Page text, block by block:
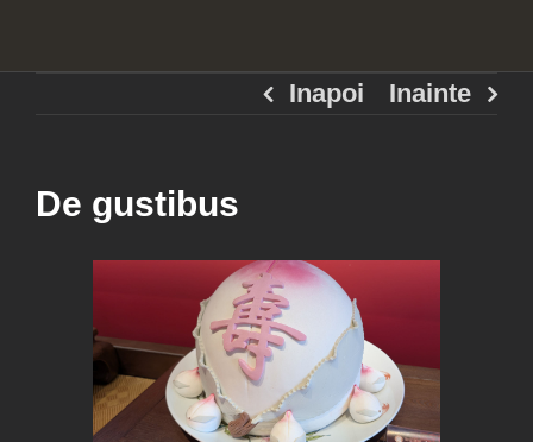
Inapoi Inainte
De gustibus